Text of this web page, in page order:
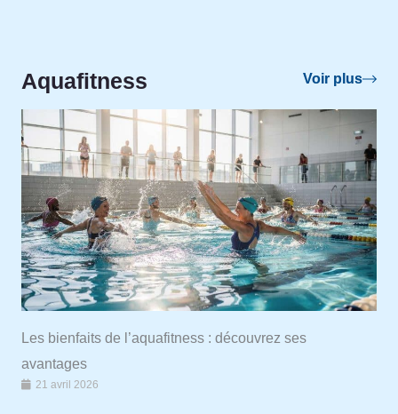
Aquafitness Voir plus
Les bienfaits de l’aquafitness : découvrez ses
avantages
21 avril 2026